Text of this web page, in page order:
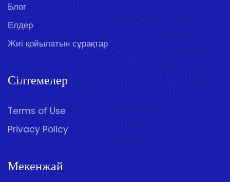
Блог
Елдер
Жиі қойылатын сұрақтар
Сілтемелер
Terms of Use
Privacy Policy
Мекенжай